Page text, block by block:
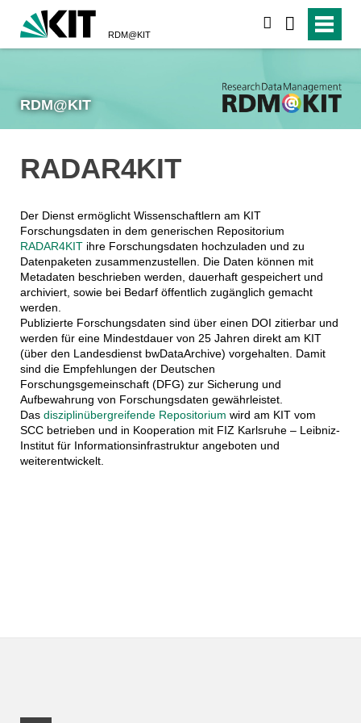
RDM@KIT
RDM@KIT
RADAR4KIT
Der Dienst ermöglicht Wissenschaftlern am KIT
Forschungsdaten in dem generischen Repositorium
RADAR4KITihre Forschungsdaten hochzuladen und zu
Datenpaketen zusammenzustellen. Die Daten können mit
Metadaten beschrieben werden, dauerhaft gespeichert und
archiviert, sowie bei Bedarf öffentlich zugänglich gemacht
werden.
Publizierte Forschungsdaten sind über einen DOI zitierbar und
werden für eine Mindestdauer von 25 Jahren direkt am KIT
(über den Landesdienst bwDataArchive) vorgehalten. Damit
sind die Empfehlungen der Deutschen
Forschungsgemeinschaft (DFG) zur Sicherung und
Aufbewahrung von Forschungsdaten gewährleistet.
Das disziplinübergreifende Repositorium wird am KIT vom
SCC betrieben und in Kooperation mit FIZ Karlsruhe – Leibniz-
Institut für Informationsinfrastruktur angeboten und
weiterentwickelt.